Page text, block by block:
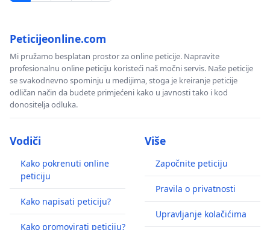
Peticijeonline.com
Mi pružamo besplatan prostor za online peticije. Napravite
profesionalnu online peticiju koristeći naš močni servis. Naše peticije
se svakodnevno spominju u medijima, stoga je kreiranje peticije
odličan način da budete primjećeni kako u javnosti tako i kod
donositelja odluka.
Vodiči
Kako pokrenuti online
peticiju
Kako napisati peticiju?
Kako promovirati peticiju?
Više
Započnite peticiju
Pravila o privatnosti
Upravljanje kolačićima